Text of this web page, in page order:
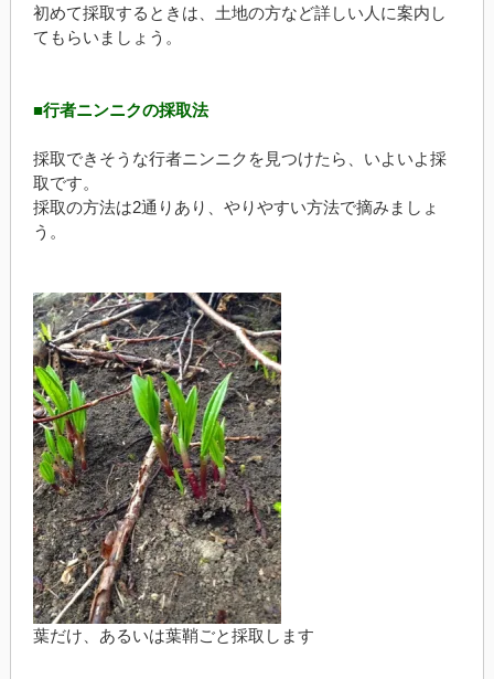
初めて採取するときは、土地の方など詳しい人に案内し
てもらいましょう。
■行者ニンニクの採取法
採取できそうな行者ニンニクを見つけたら、いよいよ採
取です。
採取の方法は2通りあり、やりやすい方法で摘みましょ
う。
葉だけ、あるいは葉鞘ごと採取します